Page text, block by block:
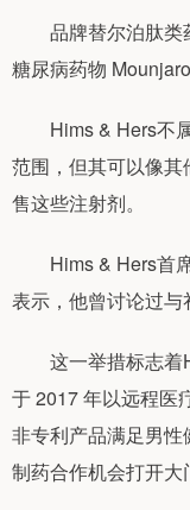
品牌替尔泊肽类
糖尿病药物 Mounjaro
Hims & Hers不属
范围，但其可以像
售这些注射剂。
Hims & Hers首席
表示，他曾讨论过与
这一举措标志着
于 2017 年以远程医
非专利产品满足男
制药合作机会打开大